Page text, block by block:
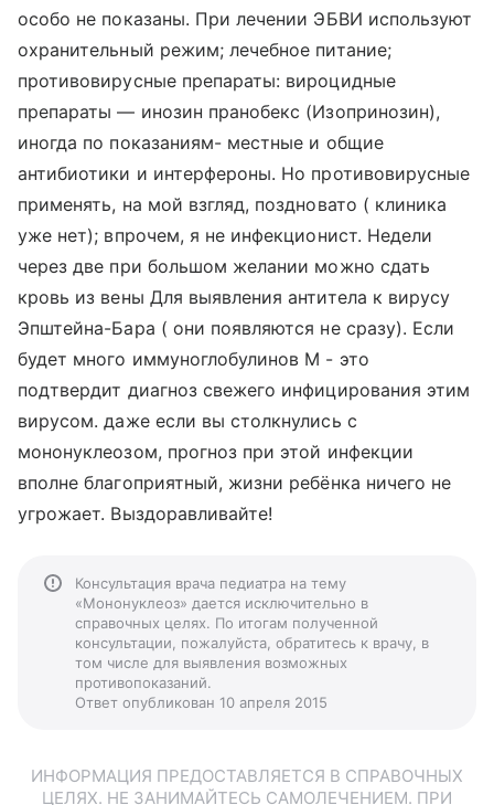
особо не показаны. При лечении ЭБВИ используют
охранительный режим; лечебное питание;
противовирусные препараты: вироцидные
препараты — инозин пранобекс (Изопринозин),
иногда по показаниям- местные и общие
антибиотики и интерфероны. Но противовирусные
применять, на мой взгляд, поздновато ( клиника
уже нет); впрочем, я не инфекционист. Недели
через две при большом желании можно сдать
кровь из вены Для выявления антитела к вирусу
Эпштейна-Бара ( они появляются не сразу). Если
будет много иммуноглобулинов М - это
подтвердит диагноз свежего инфицирования этим
вирусом. даже если вы столкнулись с
мононуклеозом, прогноз при этой инфекции
вполне благоприятный, жизни ребёнка ничего не
угрожает. Выздоравливайте!
Консультация врача педиатра на тему
«Мононуклеоз» дается исключительно в
справочных целях. По итогам полученной
консультации, пожалуйста, обратитесь к врачу, в
том числе для выявления возможных
противопоказаний.
Ответ опубликован 10 апреля 2015
ИНФОРМАЦИЯ ПРЕДОСТАВЛЯЕТСЯ В СПРАВОЧНЫХ
ЦЕЛЯХ. НЕ ЗАНИМАЙТЕСЬ САМОЛЕЧЕНИЕМ. ПРИ